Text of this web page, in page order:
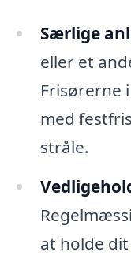
Særlige
eller et
Frisørerne
med
stråle.
at holde